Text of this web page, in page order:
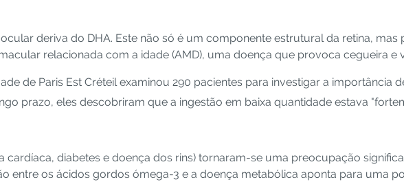
deriva do DHA. Este não só é um componente estrutural da retina,
relacionada com a idade (AMD), uma doença que provoca cegueira e
de Paris Est Créteil examinou 290 pacientes para investigar a importância
prazo, eles descobriram que a ingestão em baixa quantidade estava
cardíaca, diabetes e doença dos rins) tornaram-se uma preocupação
entre os ácidos gordos ómega-3 e a doença metabólica aponta para uma